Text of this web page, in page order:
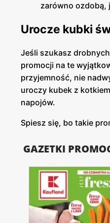
zarówno ozdobą,
Urocze kubki
Jeśli szukasz
promocji na te
przyjemność, nie
uroczy kubek z
napojów.
Spiesz się, bo takie